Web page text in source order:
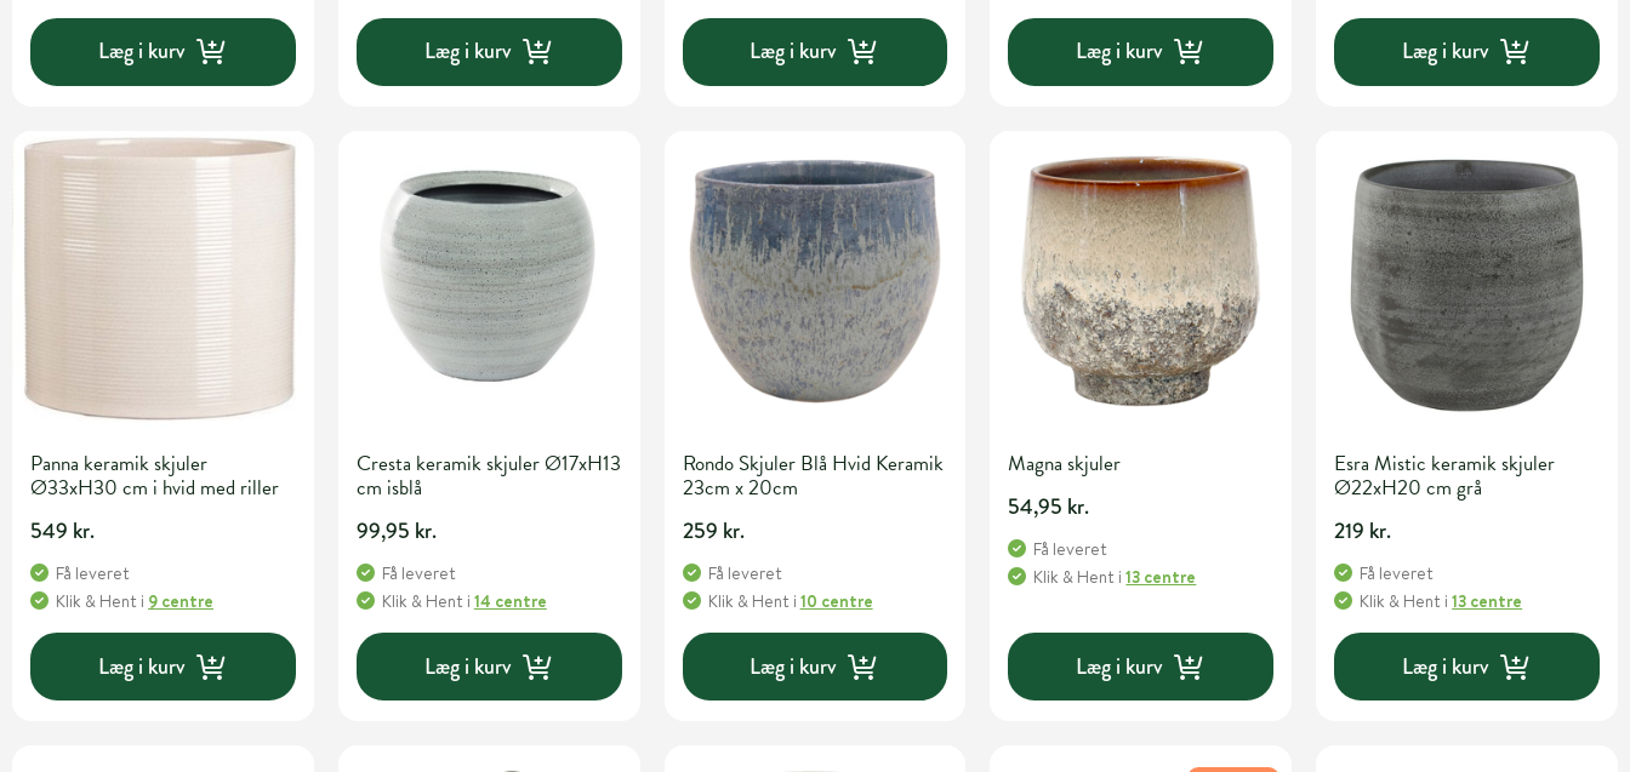
Læg i kurv Læg i kurv Læg i kurv Læg i kurv Læg i kurv
Panna keramik skjuler
Ø33xH30 cm i hvid med riller
549 kr.
Få leveret
Klik & Hent i 9 centre
Læg i kurv
Cresta keramik skjuler Ø17xH13
cm isblå
99,95 kr.
Få leveret
Klik & Hent i 14 centre
Læg i kurv
Rondo Skjuler Blå Hvid Keramik
23cm x 20cm
259 kr.
Få leveret
Klik & Hent i 10 centre
Læg i kurv
Magna skjuler
54,95 kr.
Få leveret
Klik & Hent i13 centre
Læg i kurv
Esra Mistic keramik skjuler
Ø22xH20 cm grå
219 kr.
Få leveret
Klik & Hent i13 centre
Læg i kurv